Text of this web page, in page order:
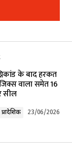
के बाद हरकत
वाला समेत 16
सील
प्रादेशिक 23/06/2026